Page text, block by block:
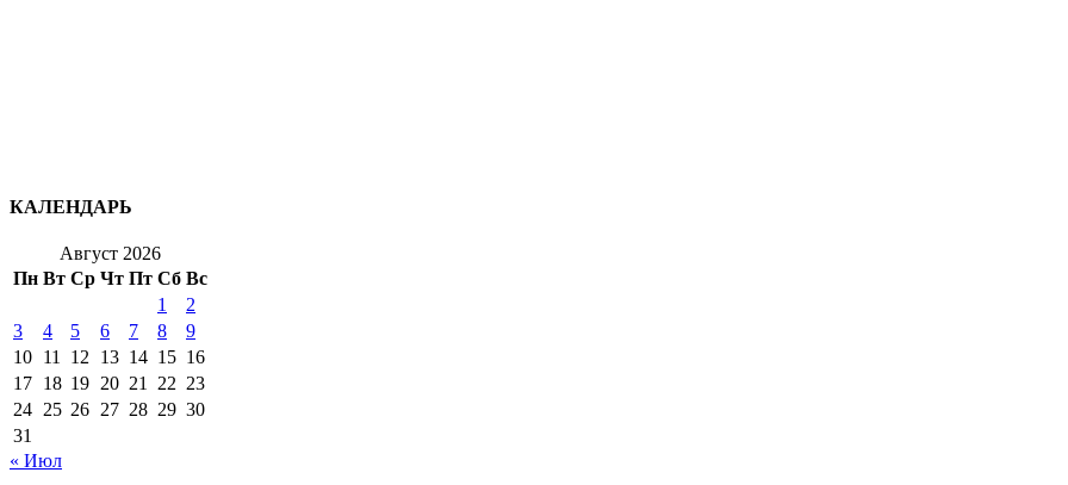
КАЛЕНДАРЬ
Август 2026
Пн Вт Ср Чт Пт Сб Вс
1
2
3
4 5 6 7 8
9
10 11 12 13 14 15 16
17 18 19 20 21 22 23
24 25 26 27 28 29 30
31
« Июл